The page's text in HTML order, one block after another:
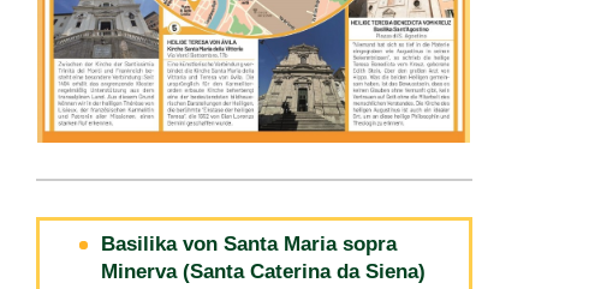
Basilika von Santa Maria sopra
Minerva (Santa Caterina da Siena)